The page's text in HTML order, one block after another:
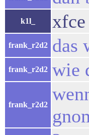
k1l_
frank_r2d2 das
frank_r2d2 wie
frank_r2d2